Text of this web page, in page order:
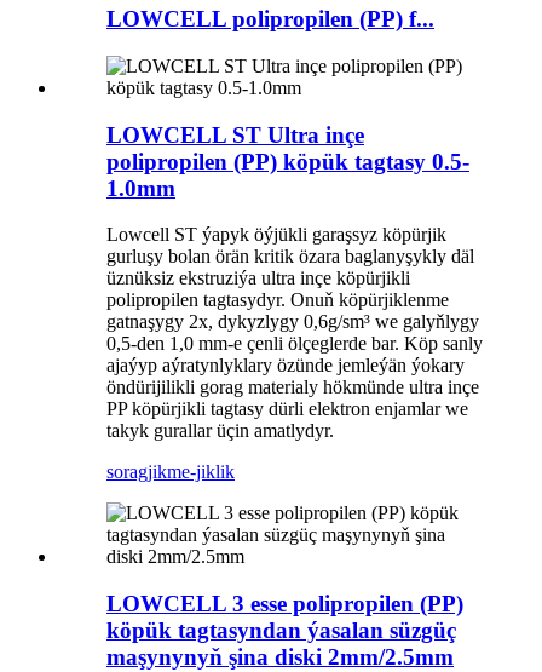
LOWCELL polipropilen (PP) f...
LOWCELL ST Ultra inçe
polipropilen (PP) köpük tagtasy 0.5-
1.0mm
Lowcell ST ýapyk öýjükli garaşsyz köpürjik
gurluşy bolan örän kritik özara baglanyşykly däl
üznüksiz ekstruziýa ultra inçe köpürjikli
polipropilen tagtasydyr. Onuň köpürjiklenme
gatnaşygy 2x, dykyzlygy 0,6g/sm³ we galyňlygy
0,5-den 1,0 mm-e çenli ölçeglerde bar. Köp sanly
ajaýyp aýratynlyklary özünde jemleýän ýokary
öndürijilikli gorag materialy hökmünde ultra inçe
PP köpürjikli tagtasy dürli elektron enjamlar we
takyk gurallar üçin amatlydyr.
soragjikme-jiklik
LOWCELL 3 esse polipropilen (PP)
köpük tagtasyndan ýasalan süzgüç
maşynynyň şina diski 2mm/2.5mm